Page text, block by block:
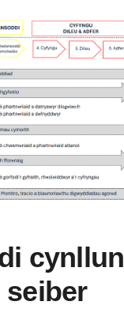
cynllun
seiber